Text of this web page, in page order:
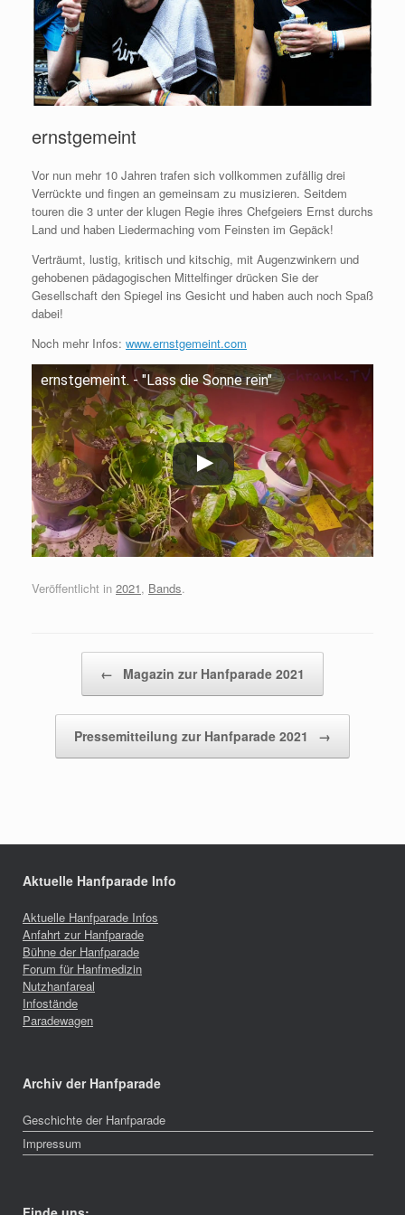
ernstgemeint
Vor nun mehr 10 Jahren trafen sich vollkommen zufällig drei
Verrückte und fingen an gemeinsam zu musizieren. Seitdem
touren die 3 unter der klugen Regie ihres Chefgeiers Ernst durchs
Land und haben Liedermaching vom Feinsten im Gepäck!
Verträumt, lustig, kritisch und kitschig, mit Augenzwinkern und
gehobenen pädagogischen Mittelfinger drücken Sie der
Gesellschaft den Spiegel ins Gesicht und haben auch noch Spaß
dabei!
Noch mehr Infos: www.ernstgemeint.com
ernstgemeint. - "Lass die Sonne rein"
Veröffentlicht in 2021, Bands.
← Magazin zur Hanfparade 2021
Pressemitteilung zur Hanfparade 2021 →
Aktuelle Hanfparade Info
Aktuelle Hanfparade Infos
Anfahrt zur Hanfparade
Bühne der Hanfparade
Forum für Hanfmedizin
Nutzhanfareal
Infostände
Paradewagen
Archiv der Hanfparade
Geschichte der Hanfparade
Impressum